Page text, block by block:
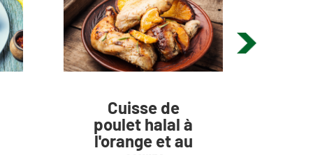
Cuisse de
poulet halal à
l'orange et au